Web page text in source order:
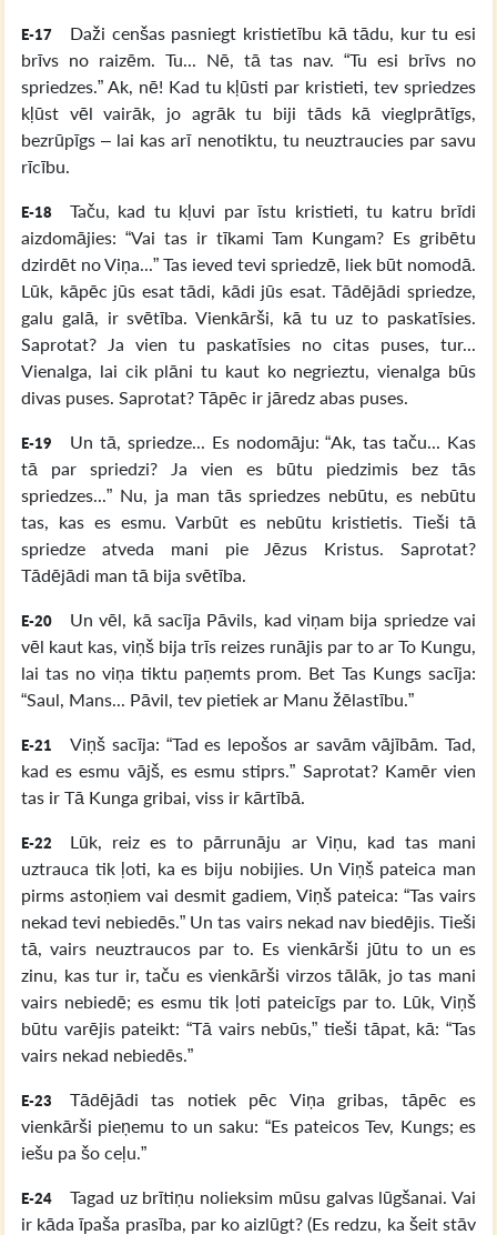
E-17
Daži cenšas pasniegt kristietību kā tādu, kur tu esi
brīvs no raizēm. Tu... Nē, tā tas nav. “Tu esi brīvs no
spriedzes.” Ak, nē! Kad tu kļūsti par kristieti, tev spriedzes
kļūst vēl vairāk, jo agrāk tu biji tāds kā vieglprātīgs,
bezrūpīgs – lai kas arī nenotiktu, tu neuztraucies par savu
rīcību.
E-18
Taču, kad tu kļuvi par īstu kristieti, tu katru brīdi
aizdomājies: “Vai tas ir tīkami Tam Kungam? Es gribētu
dzirdēt no Viņa...” Tas ieved tevi spriedzē, liek būt nomodā.
Lūk, kāpēc jūs esat tādi, kādi jūs esat. Tādējādi spriedze,
galu galā, ir svētība. Vienkārši, kā tu uz to paskatīsies.
Saprotat? Ja vien tu paskatīsies no citas puses, tur...
Vienalga, lai cik plāni tu kaut ko negrieztu, vienalga būs
divas puses. Saprotat? Tāpēc ir jāredz abas puses.
E-19
Un tā, spriedze... Es nodomāju: “Ak, tas taču... Kas
tā par spriedzi? Ja vien es būtu piedzimis bez tās
spriedzes...” Nu, ja man tās spriedzes nebūtu, es nebūtu
tas, kas es esmu. Varbūt es nebūtu kristietis. Tieši tā
spriedze atveda mani pie Jēzus Kristus. Saprotat?
Tādējādi man tā bija svētība.
E-20
Un vēl, kā sacīja Pāvils, kad viņam bija spriedze vai
vēl kaut kas, viņš bija trīs reizes runājis par to ar To Kungu,
lai tas no viņa tiktu paņemts prom. Bet Tas Kungs sacīja:
“Saul, Mans... Pāvil, tev pietiek ar Manu žēlastību.”
E-21
Viņš sacīja: “Tad es lepošos ar savām vājībām. Tad,
kad es esmu vājš, es esmu stiprs.” Saprotat? Kamēr vien
tas ir Tā Kunga gribai, viss ir kārtībā.
E-22
Lūk, reiz es to pārrunāju ar Viņu, kad tas mani
uztrauca tik ļoti, ka es biju nobijies. Un Viņš pateica man
pirms astoņiem vai desmit gadiem, Viņš pateica: “Tas vairs
nekad tevi nebiedēs.” Un tas vairs nekad nav biedējis. Tieši
tā, vairs neuztraucos par to. Es vienkārši jūtu to un es
zinu, kas tur ir, taču es vienkārši virzos tālāk, jo tas mani
vairs nebiedē; es esmu tik ļoti pateicīgs par to. Lūk, Viņš
būtu varējis pateikt: “Tā vairs nebūs,” tieši tāpat, kā: “Tas
vairs nekad nebiedēs.”
E-23
Tādējādi tas notiek pēc Viņa gribas, tāpēc es
vienkārši pieņemu to un saku: “Es pateicos Tev, Kungs; es
iešu pa šo ceļu.”
E-24
Tagad uz brītiņu nolieksim mūsu galvas lūgšanai. Vai
ir kāda īpaša prasība, par ko aizlūgt? (Es redzu, ka šeit stāv